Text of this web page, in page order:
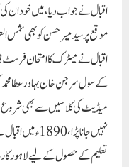
اقبال نے جواب دیا ، میں خود ان
اقبال نے میٹرک کا امتحان
کے سول سرجن خان بہادر عطا محمد
میڈیٹ کی کلاسیں سے بھی شروع
نہیں جانا پڑا